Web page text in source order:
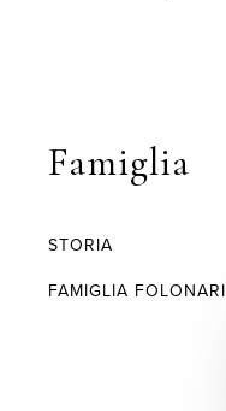
Famiglia
STORIA
FAMIGLIA FOLONARI